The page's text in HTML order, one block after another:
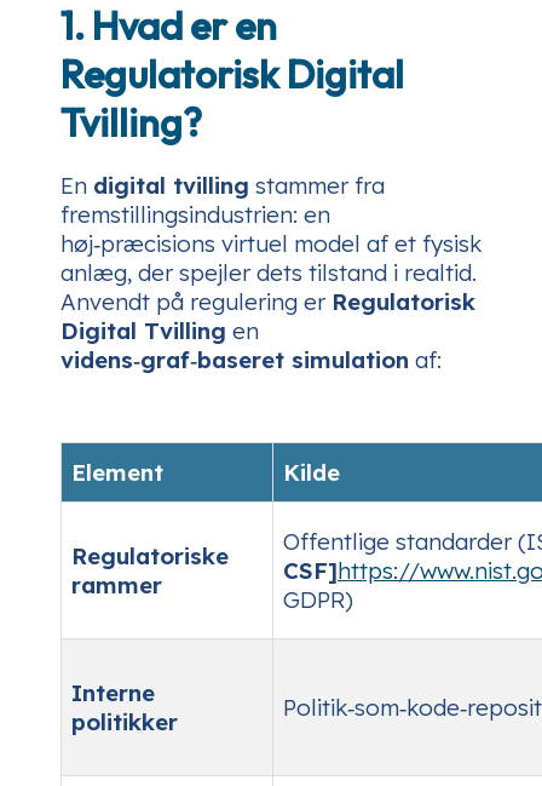
1. Hvad er en
Regulatorisk Digital
Tvilling?
En digital tvilling stammer fra
fremstillingsindustrien: en
høj‑præcisions virtuel model af et fysisk
anlæg, der spejler dets tilstand i realtid.
Anvendt på regulering er Regulatorisk
Digital Tvilling en
videns‑graf‑baseret simulation af:
Element Kilde
Regulatoriske
rammer
Offentlige standarder
CSF]https://
GDPR)
Interne
politikker